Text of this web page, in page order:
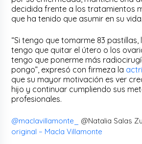
decidida frente a los tratamientos
que ha tenido que asumir en su vida.
“Si tengo que tomarme 83 pastillas,
tengo que quitar el útero o los
tengo que ponerme más
pongo”, expresó con firmeza la
que su mayor motivación es ver
hijo y continuar cumpliendo sus
profesionales.
@maclavillamonte_ @Natalia Salas
original – Macla Villamonte